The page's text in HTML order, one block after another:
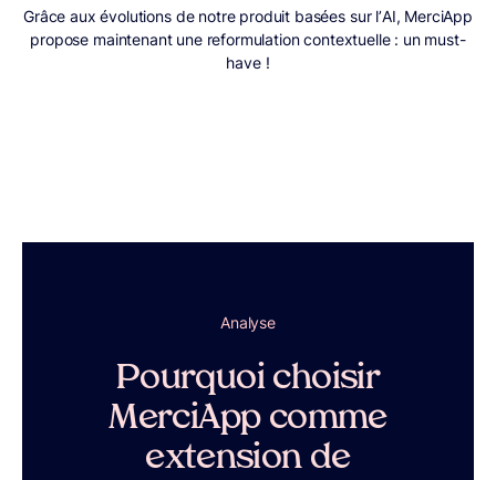
Grâce aux évolutions de notre produit basées sur l’AI, MerciApp
propose maintenant une reformulation contextuelle : un must-
have !
Analyse
Pourquoi choisir
MerciApp comme
extension de